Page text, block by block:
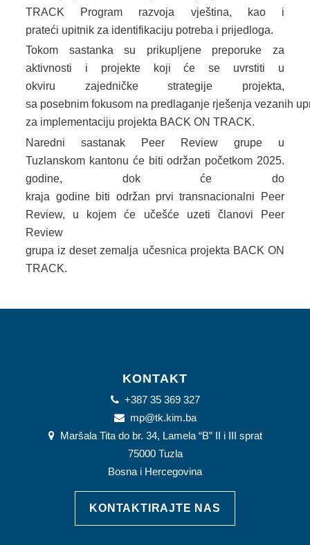
TRACK Program razvoja vještina, kao i
prateći upitnik za identifikaciju potreba i prijedloga.
Tokom sastanka su prikupljene preporuke za
aktivnosti i projekte koji će se uvrstiti u
okviru zajedničke strategije projekta,
sa posebnim fokusom na predlaganje rješenja vezanih
za implementaciju projekta BACK ON TRACK.
Naredni sastanak Peer Review grupe u
Tuzlanskom kantonu će biti održan početkom 2025.
godine, dok će do
kraja godine biti održan prvi transnacionalni Peer
Review, u kojem će učešće uzeti članovi Peer
Review
grupa iz deset zemalja učesnica projekta BACK ON
TRACK.
KONTAKT
+387 35 369 327
mp@tk.kim.ba
Maršala Tita do br. 34, Lamela “B” II i III sprat
75000 Tuzla
Bosna i Hercegovina
KONTAKTIRAJTE NAS